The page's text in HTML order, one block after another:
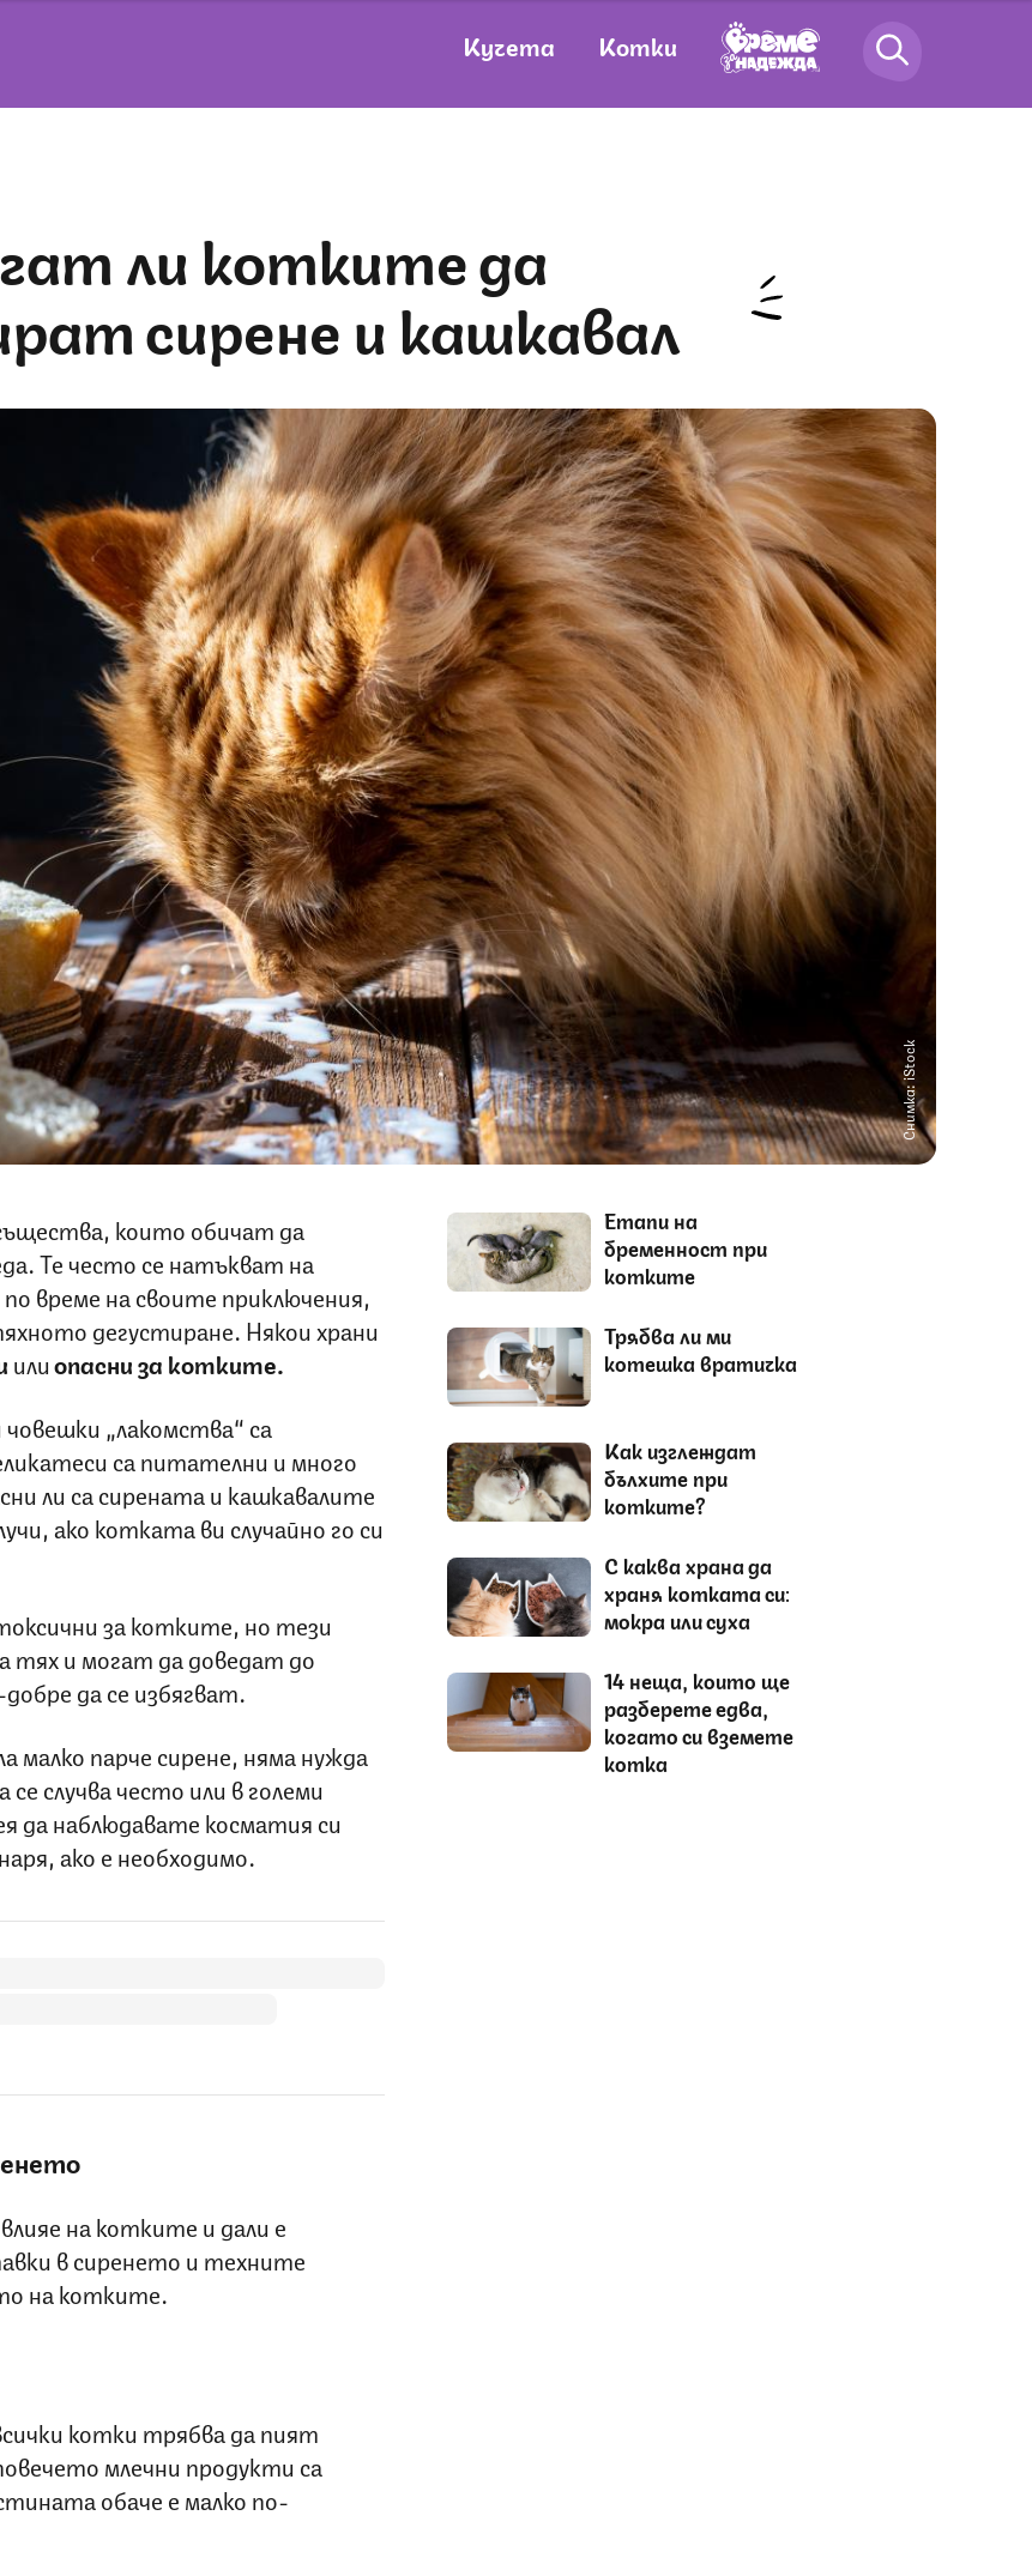
Кучета Котки
сирене и кашкавал
Снимка: iStock
които обичат да
Те често се натъкват на
време на своите приключения,
дегустиране. Някои храни
илиопасни за котките.
„лакомства“ са
са питателни и много
ли са сирената и кашкавалите
ако котката ви случайно го си
за котките, но тези
тях и могат да доведат до
да се избягват.
малко парче сирене, няма нужда
случва често или в големи
да наблюдавате косматия си
ако е необходимо.
на котките и дали е
в сиренето и техните
на котките.
котки трябва да пият
млечни продукти са
обаче е малко по-
Етапи на
бременност при
котките
Трябва ли ми
котешка вратичка
Как изглеждат
бълхите при
котките?
С каква храна да
храня котката си:
мокра или суха
14 неща, които ще
разберете едва,
когато си вземете
котка